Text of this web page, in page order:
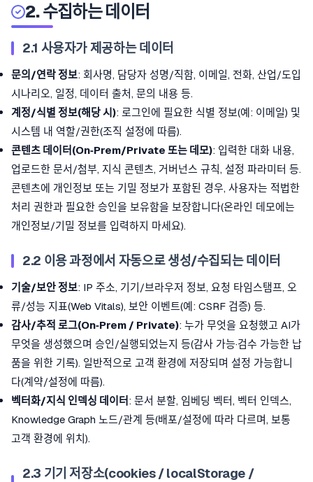
2. 수집하는 데이터
2.1 사용자가 제공하는 데이터
문의/연락 정보: 회사명, 담당자 성명/직함, 이메일, 전화, 산업/도입
시나리오, 일정, 데이터 출처, 문의 내용 등.
계정/식별 정보(해당 시): 로그인에 필요한 식별 정보(예: 이메일) 및
시스템 내 역할/권한(조직 설정에 따름).
콘텐츠 데이터(On‑Prem/Private 또는 데모): 입력한 대화 내용,
업로드한 문서/첨부, 지식 콘텐츠, 거버넌스 규칙, 설정 파라미터 등.
콘텐츠에 개인정보 또는 기밀 정보가 포함된 경우, 사용자는 적법한
처리 권한과 필요한 승인을 보유함을 보장합니다(온라인 데모에는
개인정보/기밀 정보를 입력하지 마세요).
2.2 이용 과정에서 자동으로 생성/수집되는 데이터
기술/보안 정보: IP 주소, 기기/브라우저 정보, 요청 타임스탬프, 오
류/성능 지표(Web Vitals), 보안 이벤트(예: CSRF 검증) 등.
감사/추적 로그(On‑Prem / Private): 누가 무엇을 요청했고 AI가
무엇을 생성했으며 승인/실행되었는지 등(감사 가능·검수 가능한 납
품을 위한 기록). 일반적으로 고객 환경에 저장되며 설정 가능합니
다(계약/설정에 따름).
벡터화/지식 인덱싱 데이터 : 문서 분할, 임베딩 벡터, 벡터 인덱스,
Knowledge Graph 노드/관계 등(배포/설정에 따라 다르며, 보통
고객 환경에 위치).
2.3 기기 저장소(cookies / localStorage /